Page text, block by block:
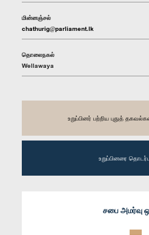
மின்னஞ்சல்
chathurig@parliament.lk
தொலைநகல்
Wellawaya
உறுப்பினர் பற்றிய புதுத்
உறுப்பினரை
சபை அமர்வு